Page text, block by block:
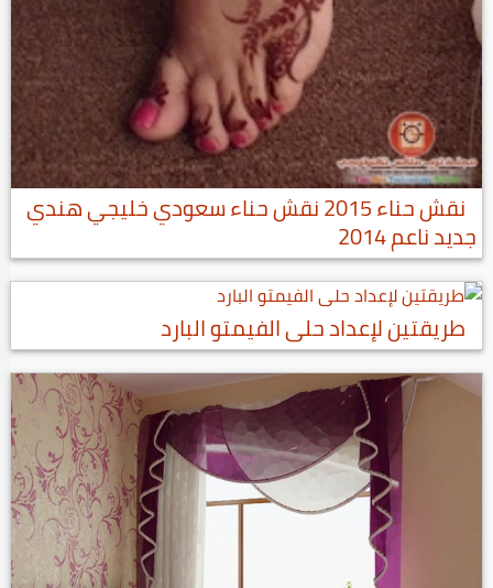
نقش حناء 2015 نقش حناء سعودي خليجي هندي
جديد ناعم 2014
طريقتين لإعداد حلى الفيمتو البارد